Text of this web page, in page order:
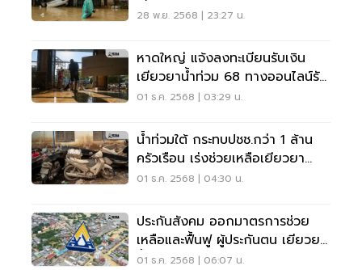
28 พ.ย. 2568 | 23:27 น.
หาดใหญ่ แจ้งลงทะเบียนรับเงิน
เยียวยาน้ำท่วม 68 ทางออนไลน์รับ
เงิน 9000 บาท
01 ธ.ค. 2568 | 03:29 น.
น้ำท่วมใต้ กระทบปชช.กว่า 1 ล้าน
ครัวเรือน เร่งช่วยเหลือเยียวยา
9000 บาท
01 ธ.ค. 2568 | 04:30 น.
ประกันสังคม ออกมาตรการช่วย
เหลือและฟื้นฟู ผู้ประกันตน เยียวยา
น้ำท่วม
01 ธ.ค. 2568 | 06:07 น.